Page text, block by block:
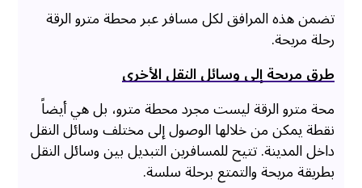
تضمن هذه المرافق لكل مسافر عبر محطة مترو الرقة
رحلة مريحة.
طرق مريحة إلى وسائل النقل الأخرى
محة مترو الرقة ليست مجرد محطة مترو، بل هي أيضاً
نقطة يمكن من خلالها الوصول إلى مختلف وسائل النقل
داخل المدينة. تتيح للمسافرين التبديل بين وسائل النقل
بطريقة مريحة والتمتع برحلة سلسة.